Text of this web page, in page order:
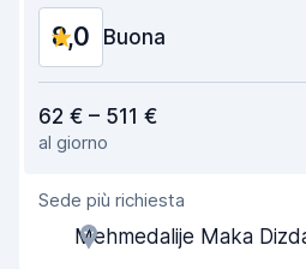
Condizioni dell'auto
8,0 Buona
Facile da trovare
Gentilezza degli agenti
Rapidità del ritiro
62 € – 511 €
al giorno
Sede più richiesta
Mehmedalije Maka